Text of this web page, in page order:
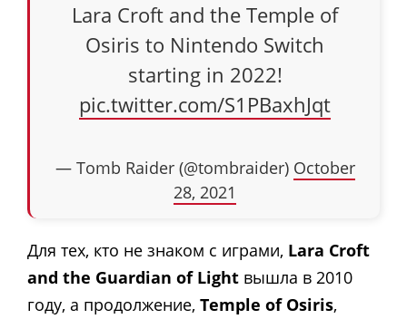
Lara Croft and the Temple of
Osiris to Nintendo Switch
starting in 2022!
pic.twitter.com/S1PBaxhJqt
— Tomb Raider (@tombraider) October
28, 2021
Для тех, кто не знаком с играми, Lara Croft
and the Guardian of Light вышла в 2010
году, а продолжение, Temple of Osiris,